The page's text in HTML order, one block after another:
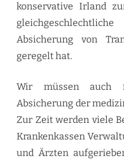
konservative Irland
Absicherung von
geregelt hat.
Wir müssen auch
Absicherung der
Zur Zeit werden viele
Krankenkassen
und Ärzten